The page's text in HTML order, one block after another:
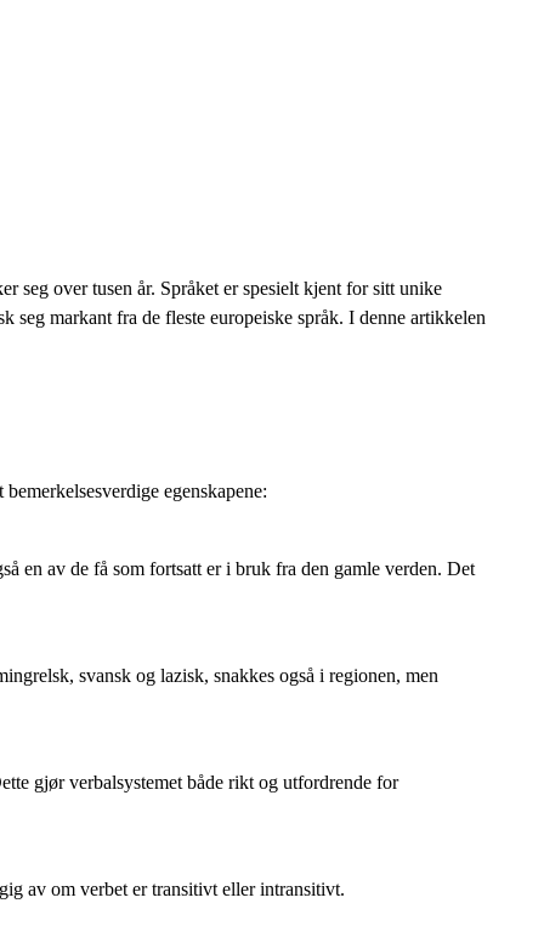
over tusen år. Språket er spesielt kjent for sitt unike
seg markant fra de fleste europeiske språk. I denne artikkelen
egenskapene:
en av de få som fortsatt er i bruk fra den gamle verden. Det
svansk og lazisk, snakkes også i regionen, men
gjør verbalsystemet både rikt og utfordrende for
av om verbet er transitivt eller intransitivt.